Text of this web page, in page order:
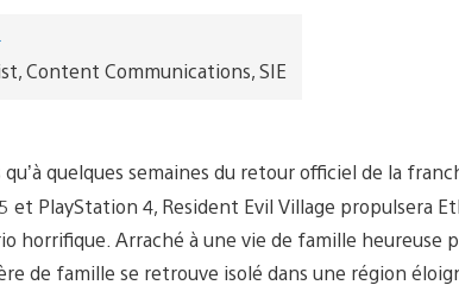
Content Communications, SIE
quelques semaines du retour officiel de la
et PlayStation 4, Resident Evil Village propulsera
horrifique. Arraché à une vie de famille heureuse
de famille se retrouve isolé dans une région